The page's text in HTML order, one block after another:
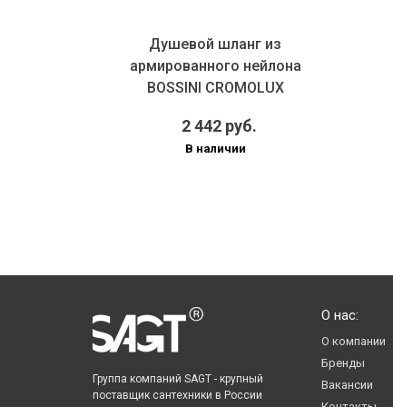
Душевой шланг из
армированного нейлона
BOSSINI CROMOLUX
2 442 руб.
В наличии
Группа компаний SAGT - крупный
поставщик сантехники в России
О нас:
О компании
Бренды
Вакансии